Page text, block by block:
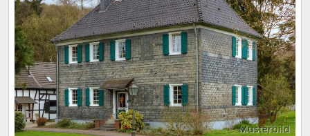
Musterbild